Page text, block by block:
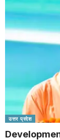
उत्तर प्रदेश